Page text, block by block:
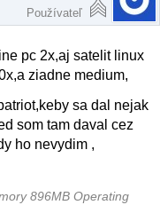
Používateľ
pc 2x,aj satelit linux
ziadne medium,
sa dal nejak
som tam daval cez
ho nevydim ,
896MB Operating